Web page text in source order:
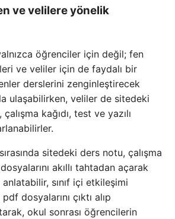
ve velilere yönelik
öğrenciler için değil; fen
ve veliler için de faydalı bir
derslerini zenginleştirecek
ulaşabilirken, veliler de sitedeki
kağıdı, test ve yazılı
sitedeki ders notu, çalışma
akıllı tahtadan açarak
sınıf içi etkileşimi
dosyalarını çıktı alıp
okul sonrası öğrencilerin